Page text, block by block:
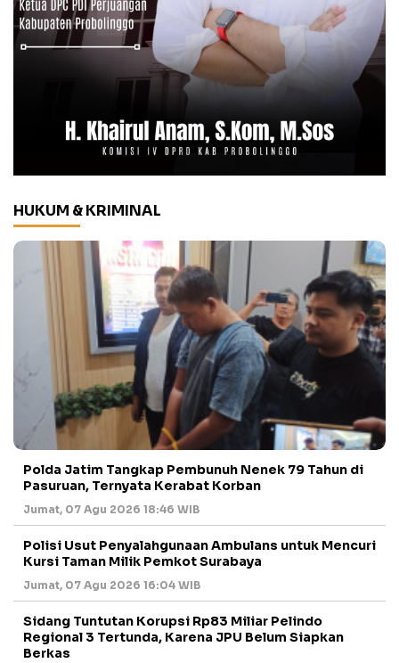
HUKUM & KRIMINAL
Polda Jatim Tangkap Pembunuh Nenek 79 Tahun di
Pasuruan, Ternyata Kerabat Korban
Jumat, 07 Agu 2026 18:46 WIB
Polisi Usut Penyalahgunaan Ambulans untuk Mencuri
Kursi Taman Milik Pemkot Surabaya
Jumat, 07 Agu 2026 16:04 WIB
Sidang Tuntutan Korupsi Rp83 Miliar Pelindo
Regional 3 Tertunda, Karena JPU Belum Siapkan
Berkas